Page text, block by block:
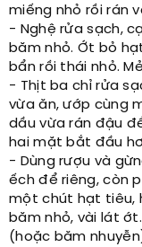
miếng nhỏ rồi rán
- Nghệ rửa sạch,
băm nhỏ. Ớt bỏ
bẩn rồi thái nhỏ.
- Thịt ba chỉ rửa
vừa ăn, ướp cùng
dầu vừa rán đậu
hai mặt bắt đầu
- Dùng rượu và
ếch để riêng, còn
một chút hạt tiêu,
băm nhỏ, vài lát
(hoặc băm